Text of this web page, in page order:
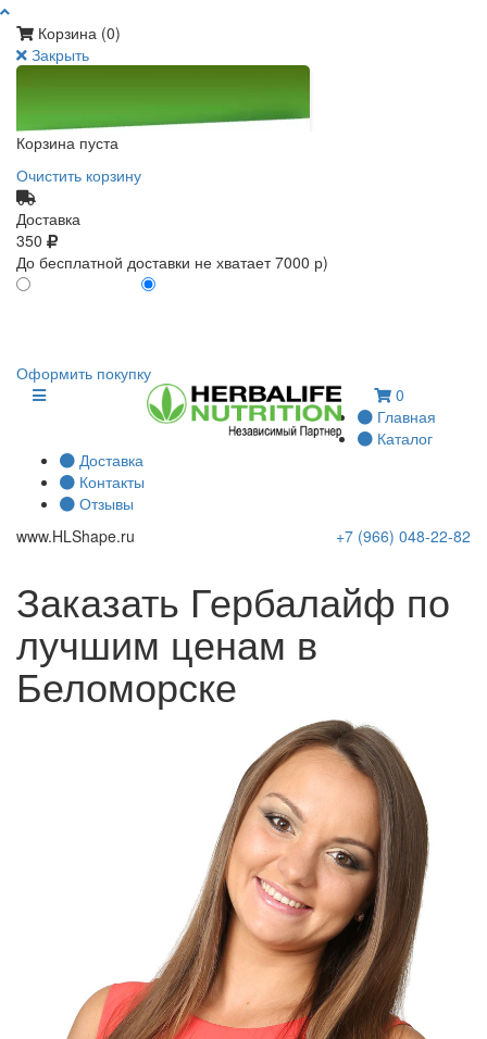
Корзина (0)
Закрыть
Корзина пуста
Очистить корзину
Доставка
350
До бесплатной доставки не хватает 7000 р)
Оформить покупку
0
Главная
Каталог
Доставка
Контакты
Отзывы
www.HLShape.ru +7 (966) 048-22-82
Заказать Гербалайф по
лучшим ценам в
Беломорске